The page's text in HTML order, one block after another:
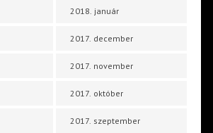
2018. január
2017. december
2017. november
2017. október
2017. szeptember